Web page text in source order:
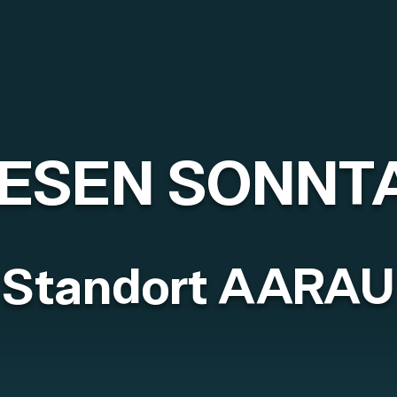
Standort AARAU